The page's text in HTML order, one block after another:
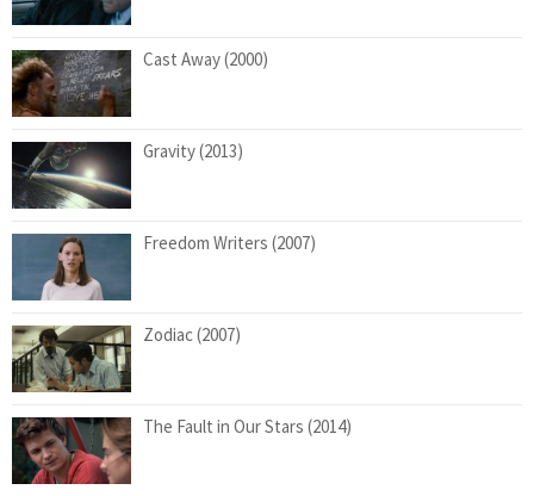
Cast Away (2000)
Gravity (2013)
Freedom Writers (2007)
Zodiac (2007)
The Fault in Our Stars (2014)